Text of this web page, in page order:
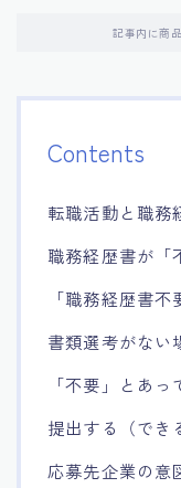
14.デジタル化や
記事内に商
Contents
転職活動と職務
職務経歴書が「
「職務経歴書
書類選考がない
「不要」とあ
提出する（でき
応募先企業の意